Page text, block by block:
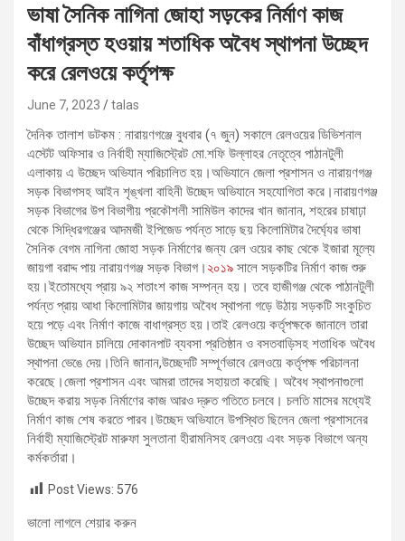
ভাষা সৈনিক নাগিনা জোহা সড়কের নির্মাণ কাজ
বাঁধাগ্রস্ত হওয়ায় শতাধিক অবৈধ স্থাপনা উচ্ছেদ
করে রেলওয়ে কর্তৃপক্ষ
June 7, 2023 talas
দৈনিক তালাশ ডটকম : নারায়ণগঞ্জে বুধবার (৭ জুন) সকালে রেলওয়ের ডিভিশনাল
এস্টেট অফিসার ও নির্বাহী ম্যাজিস্ট্রেট মো.শফি উল্লাহর নেতৃত্বে পাঠানটুলী
এলাকায় এ উচ্ছেদ অভিযান পরিচালিত হয়।অভিযানে জেলা প্রশাসন ও নারায়ণগঞ্জ
সড়ক বিভাগসহ আইন শৃঙ্খলা বাহিনী উচ্ছেদ অভিযানে সহযোগিতা করে।নারায়ণগঞ্জ
সড়ক বিভাগের উপ বিভাগীয় প্রকৌশলী সামিউল কাদের খান জানান, শহরের চাষাঢ়া
থেকে সিদ্ধিরগঞ্জের আদমজী ইপিজেড পর্যন্ত সাড়ে ছয় কিলোমিটার দৈর্ঘ্যের ভাষা
সৈনিক বেগম নাগিনা জোহা সড়ক নির্মাণের জন্য রেল ওয়ের কাছ থেকে ইজারা মূল্যে
জায়গা বরাদ্দ পায় নারায়ণগঞ্জ সড়ক বিভাগ। ২০১৯ সালে সড়কটির নির্মাণ কাজ শুরু
হয়।ইতোমধ্যে প্রায় ৯২ শতাংশ কাজ সম্পন্ন হয়। তবে হাজীগঞ্জ থেকে পাঠানটুলী
পর্যন্ত প্রায় আধা কিলোমিটার জায়গায় অবৈধ স্থাপনা গড়ে উঠায় সড়কটি সংকুচিত
হয়ে পড়ে এবং নির্মাণ কাজে বাধাগ্রস্ত হয়।তাই রেলওয়ে কর্তৃপক্ষকে জানালে তারা
উচ্ছেদ অভিযান চালিয়ে দোকানপাট ব্যবসা প্রতিষ্ঠান ও বসতবাড়িসহ শতাধিক অবৈধ
স্থাপনা ভেঙে দেয়।তিনি জানান,উচ্ছেদটি সম্পূর্ণভাবে রেলওয়ে কর্তৃপক্ষ পরিচালনা
করেছে।জেলা প্রশাসন এবং আমরা তাদের সহায়তা করেছি। অবৈধ স্থাপনাগুলো
উচ্ছেদ করায় সড়ক নির্মাণের কাজ আরও দ্রুত গতিতে চলবে। চলতি মাসের মধ্যেই
নির্মাণ কাজ শেষ করতে পারব।উচ্ছেদ অভিযানে উপস্থিত ছিলেন জেলা প্রশাসনের
নির্বাহী ম্যাজিস্ট্রেট মারুফা সুলতানা হীরামনিসহ রেলওয়ে এবং সড়ক বিভাগে অন্য
কর্মকর্তারা।
Post Views: 576
ভালো লাগলে শেয়ার করুন